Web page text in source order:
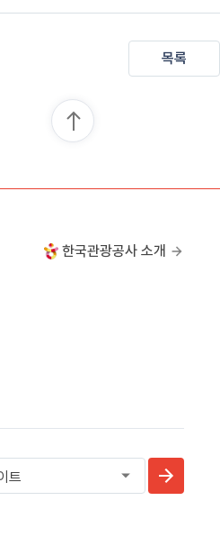
목록
한국관광공사 소개